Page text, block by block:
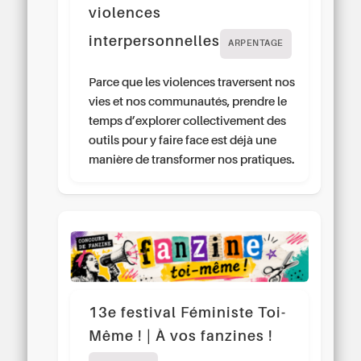
violences
interpersonnelles
ARPENTAGE
Parce que les violences traversent nos
vies et nos communautés, prendre le
temps d’explorer collectivement des
outils pour y faire face est déjà une
manière de transformer nos pratiques.
13e festival Féministe Toi-
Même ! | À vos fanzines !